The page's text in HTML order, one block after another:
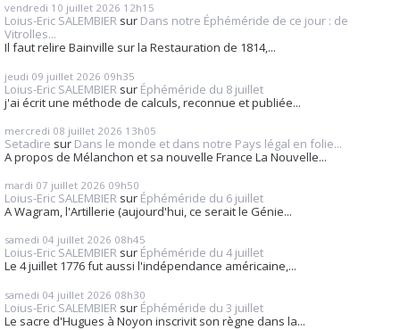
vendredi 10 juillet 2026 12h15
Loius-Eric SALEMBIER sur Dans notre Éphéméride de ce jour : de
Vitrolles...
Il faut relire Bainville sur la Restauration de 1814,...
jeudi 09 juillet 2026 09h35
Loius-Eric SALEMBIER sur Éphéméride du 8 juillet
j'ai écrit une méthode de calculs, reconnue et publiée...
mercredi 08 juillet 2026 13h05
Setadire sur Dans le monde et dans notre Pays légal en folie...
A propos de Mélanchon et sa nouvelle France La Nouvelle...
mardi 07 juillet 2026 09h50
Loius-Eric SALEMBIER sur Éphéméride du 6 juillet
A Wagram, l'Artillerie (aujourd'hui, ce serait le Génie...
samedi 04 juillet 2026 08h45
Loius-Eric SALEMBIER sur Éphéméride du 4 juillet
Le 4 juillet 1776 fut aussi l'indépendance américaine,...
samedi 04 juillet 2026 08h30
Loius-Eric SALEMBIER sur Éphéméride du 3 juillet
Le sacre d'Hugues à Noyon inscrivit son règne dans la...